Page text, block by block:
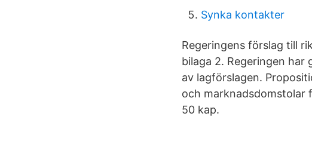
Synka kontakter
Regeringens förslag till
bilaga 2. Regeringen
av lagförslagen.
och marknadsdomstolar
50 kap.